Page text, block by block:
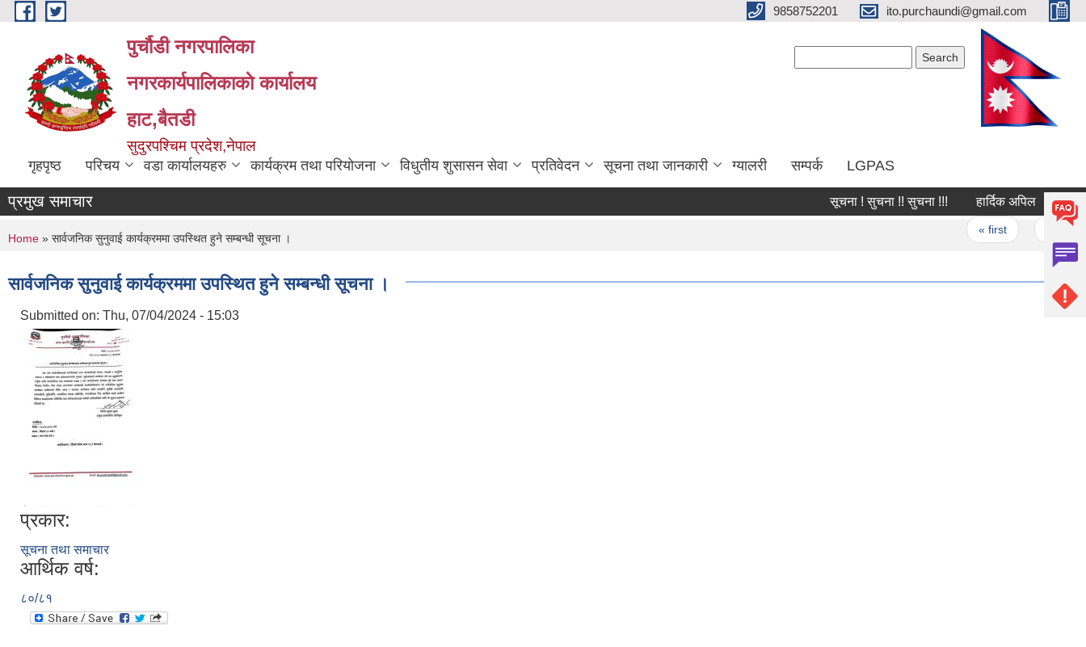
Skip to main content 9858752201 ito.purchaundi@gmail.com
पुर्चौडी नगरपालिका
नगरकार्यपालिकाकाे कार्यालय
हाट,बैतडी
सुदुरपश्चिम प्रदेश,नेपाल
गृहपृष्ठ परिचय वडा कार्यालयहरु कार्यक्रम तथा परियोजना विधुतीय शुसासन सेवा प्रतिवेदन सूचना तथा जानकारी ग्यालरी सम्पर्क LGPAS
प्रमुख समाचार सूचना ! सुचना !! सुचना !!! हार्दिक अपिल दररेट
« first ‹ previous
You are here
Home » सार्वजनिक सुनुवाई कार्यक्रममा उपस्थित हुने सम्बन्धी सूचना ।
सार्वजनिक सुनुवाई कार्यक्रममा उपस्थित हुने सम्बन्धी सूचना ।
Submitted on: Thu, 07/04/2024 - 15:03
प्रकार:
सूचना तथा समाचार
आर्थिक वर्ष:
८०/८१